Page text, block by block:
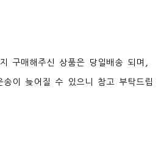
구매해주신 상품은 당일배송 되며,
송이 늦어질 수 있으니 참고 부탁드립